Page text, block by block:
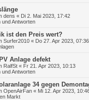
dens « Di 2. Mai 2023, 17:42
und Antworten
ist den Preis wert?
Surfer2010 « Do 27. Apr 2023, 07:36
Anlage defekt
RalfSt « Fr 21. Apr 2023, 10:13
und Antworten
34 gegen
OpenAirFan « Mi 12. Apr 2023,
Markt